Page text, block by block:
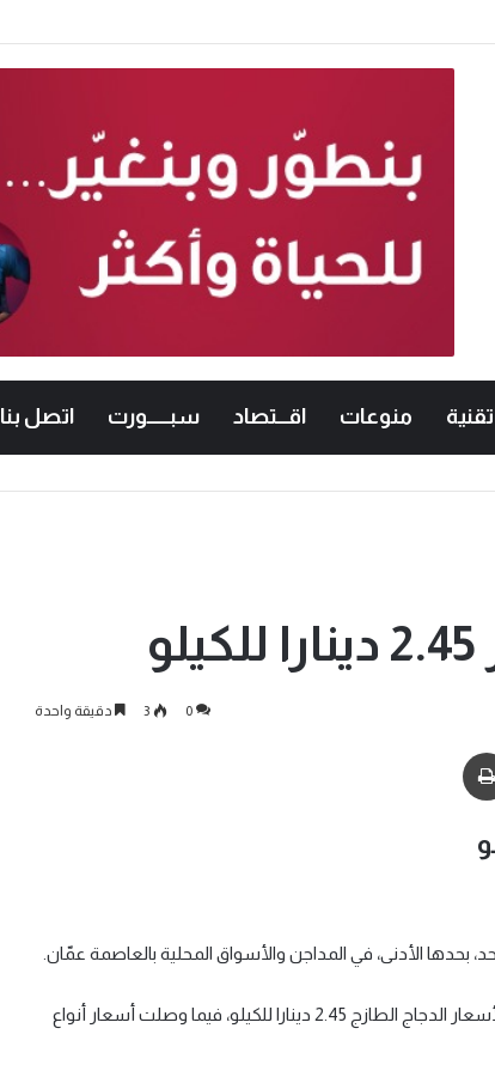
تقنية منوعات اقـــتصاد سبــــــورت اتصل بنا
0
3 دقيقة واحدة
وبحسب ما رصدته عمون أمس الجمعة، بلغ الحد الأدنى لأسعار الدجاج الطازج 2.45 دينارا للكيلو، فيما وصلت أسعار أنواع